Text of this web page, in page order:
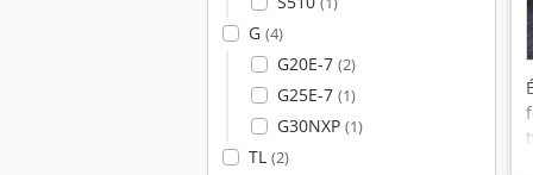
G (4)
G20E-7 (2)
G25E-7 (1)
G30NXP (1)
TL (2)